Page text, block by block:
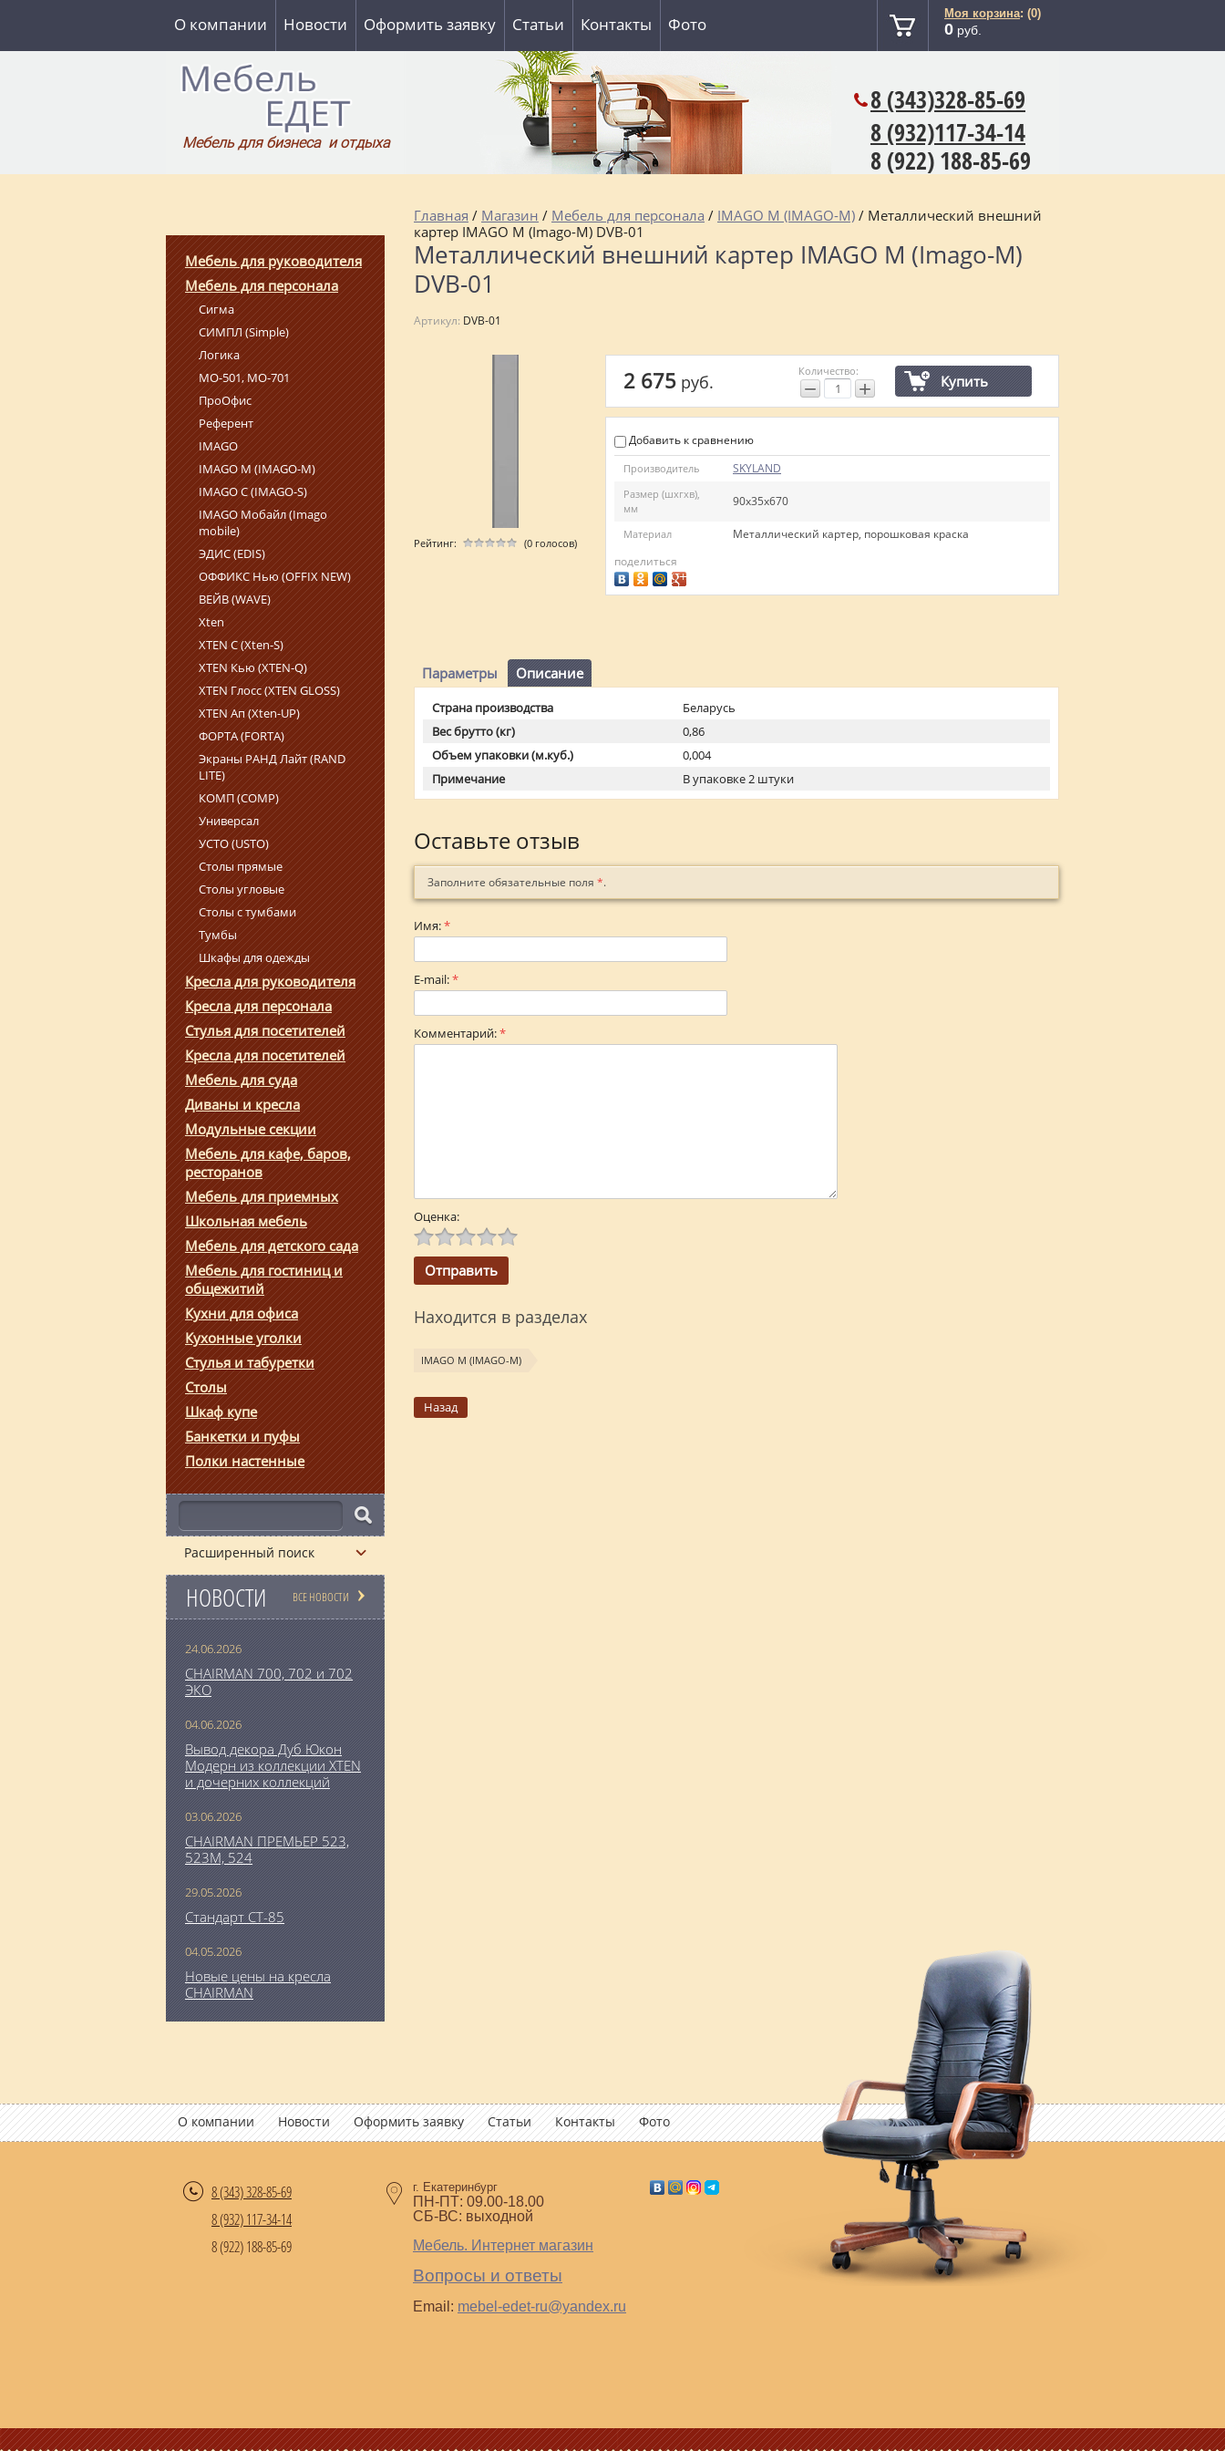
О компании Новости Оформить заявку Статьи Контакты Фото
Моя корзина: (0)
0 руб.
Мебель для бизнеса и отдыха
8 (343)328-85-69
8 (932)117-34-14
8 (922) 188-85-69
Мебель для руководителя
Мебель для персонала
Сигма
СИМПЛ (Simple)
Логика
МО-501, МО-701
ПроОфис
Референт
IMAGO
IMAGO M (IMAGO-M)
IMAGO С (IMAGO‑S)
IMAGO Мобайл (Imago
mobile)
ЭДИС (EDIS)
ОФФИКС Нью (OFFIX NEW)
ВЕЙВ (WAVE)
Xten
XTEN С (Xten-S)
XTEN Кью (XTEN-Q)
XTEN Глосс (XTEN GLOSS)
XTEN Ап (Xten-UP)
ФОРТА (FORTA)
Экраны РАНД Лайт (RAND
LITE)
КОМП (COMP)
Универсал
УСТО (USTO)
Столы прямые
Столы угловые
Столы с тумбами
Тумбы
Шкафы для одежды
Кресла для руководителя
Кресла для персонала
Стулья для посетителей
Кресла для посетителей
Мебель для суда
Диваны и кресла
Модульные секции
Мебель для кафе, баров,
ресторанов
Мебель для приемных
Школьная мебель
Мебель для детского сада
Мебель для гостиниц и
общежитий
Кухни для офиса
Кухонные уголки
Стулья и табуретки
Столы
Шкаф купе
Банкетки и пуфы
Полки настенные
Расширенный поиск
НОВОСТИ ВСЕ НОВОСТИ
24.06.2026
CHAIRMAN 700, 702 и 702
ЭКО
04.06.2026
Вывод декора Дуб Юкон
Модерн из коллекции XTEN
и дочерних коллекций
03.06.2026
CHAIRMAN ПРЕМЬЕР 523,
523М, 524
29.05.2026
Стандарт СТ-85
04.05.2026
Новые цены на кресла
CHAIRMAN
Главная / Магазин / Мебель для персонала / IMAGO M (IMAGO-M) / Металлический внешний
картер IMAGO M (Imago-M) DVB-01
Металлический внешний картер IMAGO M (Imago-M)
DVB-01
Артикул: DVB-01
Рейтинг: (0 голосов)
2 675 руб. Количество:
− + Купить
Добавить к сравнению
Производитель SKYLAND
Размер (шхгхв),
мм
90х35х670
Материал
Металлический картер, порошковая краска
поделиться
Параметры Описание
Страна производства
Беларусь
Вес брутто (кг)
0,86
Объем упаковки (м.куб.)
0,004
Примечание
В упаковке 2 штуки
Оставьте отзыв
Заполните обязательные поля *.
Имя:*
E-mail:*
Комментарий:*
Оценка:
Находится в разделах
IMAGO M (IMAGO-M)
Назад
О компании Новости Оформить заявку Статьи Контакты Фото
8 (343)328-85-69
8 (932) 117-34-14
8 (922) 188-85-69
г. Екатеринбург
ПН-ПТ: 09.00-18.00
СБ-ВС: выходной
Мебель. Интернет магазин
Вопросы и ответы
Email: mebel-edet-ru@yandex.ru